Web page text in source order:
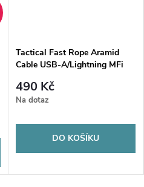
Tactical Fast Rope Aramid
Cable USB-A/Lightning MFi
490 Kč
Na dotaz
DO KOŠÍKU